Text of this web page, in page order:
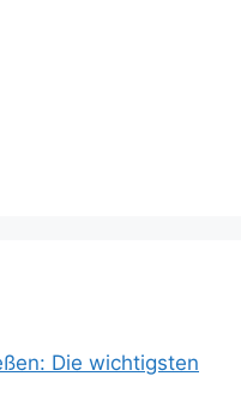
Die wichtigsten